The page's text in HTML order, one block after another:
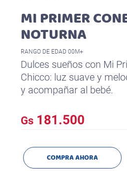
MI PRIMER
NOTURNA
RANGO DE EDAD 00M+
Dulces sueños con Mi
Chicco: luz suave y
y acompañar al bebé.
Gs181.500
COMPRA AHORA